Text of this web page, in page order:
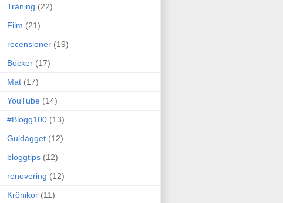
Träning (22)
Film (21)
recensioner (19)
Böcker (17)
Mat (17)
YouTube (14)
#Blogg100 (13)
Guldägget (12)
bloggtips (12)
renovering (12)
Krönikor (11)